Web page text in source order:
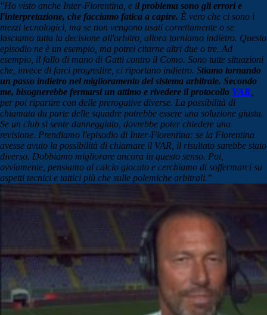
"Ho visto anche Inter-Fiorentina, e il problema sono gli errori e
l'interpretazione, che facciamo fatica a capire. È vero che ci sono i
mezzi tecnologici, ma se non vengono usati correttamente o se
lasciamo tutta la decisione all'arbitro, allora torniamo indietro. Questo
episodio ne è un esempio, ma potrei citarne altri due o tre. Ad
esempio, il fallo di mano di Gatti contro il Como. Sono tutte situazioni
che, invece di farci progredire, ci riportano indietro. Stiamo tornando
un passo indietro nel miglioramento del sistema arbitrale. Secondo
me, bisognerebbe fermarsi un attimo e rivedere il protocollo VAR
per poi ripartire con delle prerogative diverse. La possibilità di
chiamata da parte delle squadre potrebbe essere una soluzione giusta.
Se un club si sente danneggiato, dovrebbe poter chiedere una
revisione. Prendiamo l'episodio di Inter-Fiorentina: se la Fiorentina
avesse avuto la possibilità di chiamare il VAR, il risultato sarebbe stato
diverso. Dobbiamo migliorare ancora in questo senso. Poi,
ovviamente, pensiamo al calcio giocato e cerchiamo di soffermarci su
aspetti tecnici e tattici più che sulle polemiche arbitrali."